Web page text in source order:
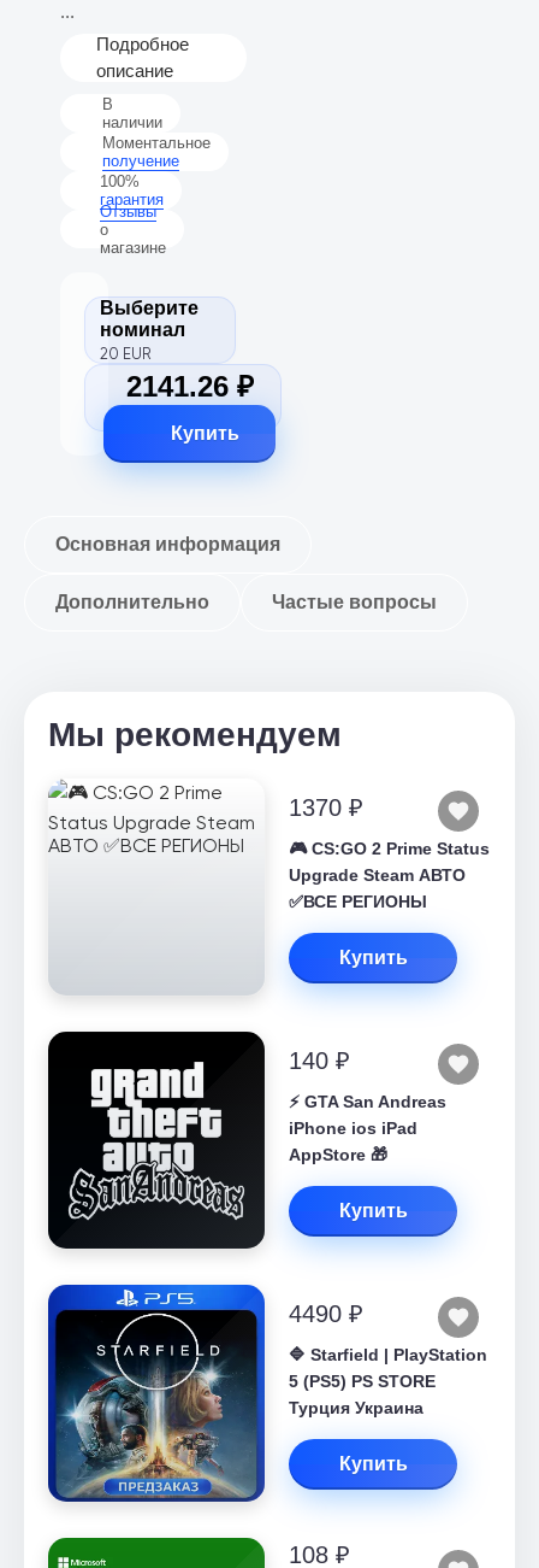
...
Подробное
описание
В
наличии
Моментальное
получение
100%
гарантия
Отзывы
о
магазине
Выберите
номинал
20 EUR
2141.26 ₽
Купить
Основная информация
Дополнительно Частые вопросы
Мы рекомендуем
1370 ₽
🎮 CS:GO 2 Prime Status
Upgrade Steam АВТО
✅ВСЕ РЕГИОНЫ
Купить
140 ₽
⚡️ GTA San Andreas
iPhone ios iPad
AppStore 🎁
Купить
4490 ₽
🔷 Starfield | PlayStation
5 (PS5) PS STORE
Турция Украина
Купить
108 ₽